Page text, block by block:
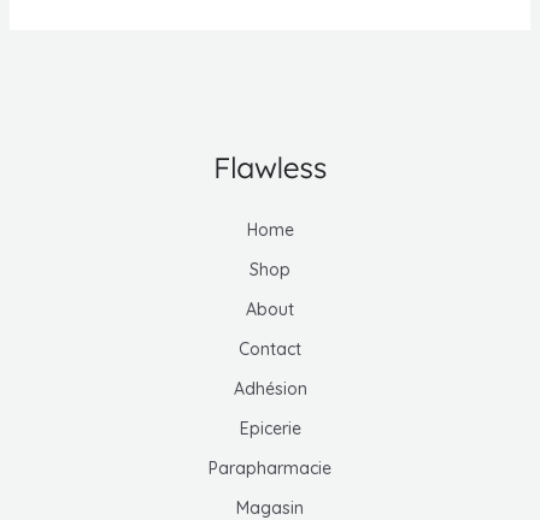
Home
Shop
About
Contact
Adhésion
Epicerie
Parapharmacie
Magasin